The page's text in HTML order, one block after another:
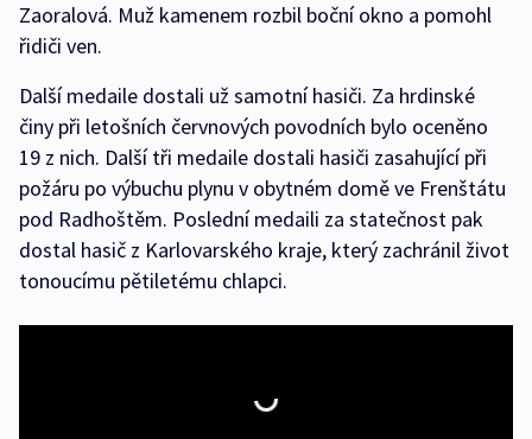
Zaoralová. Muž kamenem rozbil boční okno a pomohl
řidiči ven.
Další medaile dostali už samotní hasiči. Za hrdinské
činy při letošních červnových povodních bylo oceněno
19 z nich. Další tři medaile dostali hasiči zasahující při
požáru po výbuchu plynu v obytném domě ve Frenštátu
pod Radhoštěm. Poslední medaili za statečnost pak
dostal hasič z Karlovarského kraje, který zachránil život
tonoucímu pětiletému chlapci.